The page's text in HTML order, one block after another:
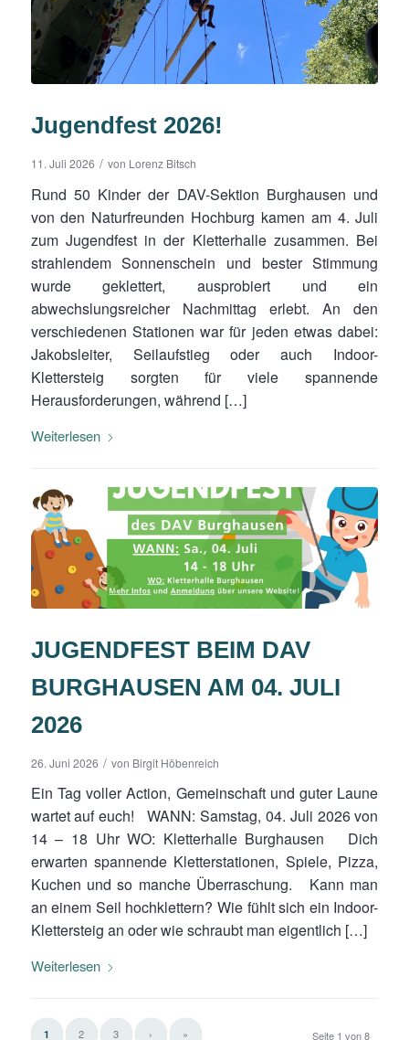
Jugendfest 2026!
11. Juli 2026 / von Lorenz Bitsch
Rund 50 Kinder der DAV-Sektion Burghausen und
von den Naturfreunden Hochburg kamen am 4. Juli
zum Jugendfest in der Kletterhalle zusammen. Bei
strahlendem Sonnenschein und bester Stimmung
wurde geklettert, ausprobiert und ein
abwechslungsreicher Nachmittag erlebt. An den
verschiedenen Stationen war für jeden etwas dabei:
Jakobsleiter, Seilaufstieg oder auch Indoor-
Klettersteig sorgten für viele spannende
Herausforderungen, während […]
Weiterlesen
JUGENDFEST BEIM DAV
BURGHAUSEN AM 04. JULI
2026
26. Juni 2026 / von Birgit Höbenreich
Ein Tag voller Action, Gemeinschaft und guter Laune
wartet auf euch! WANN: Samstag, 04. Juli 2026 von
14 – 18 Uhr WO: Kletterhalle Burghausen Dich
erwarten spannende Kletterstationen, Spiele, Pizza,
Kuchen und so manche Überraschung. Kann man
an einem Seil hochklettern? Wie fühlt sich ein Indoor-
Klettersteig an oder wie schraubt man eigentlich […]
Weiterlesen
Seite 1 von 8
1 2 3 › »